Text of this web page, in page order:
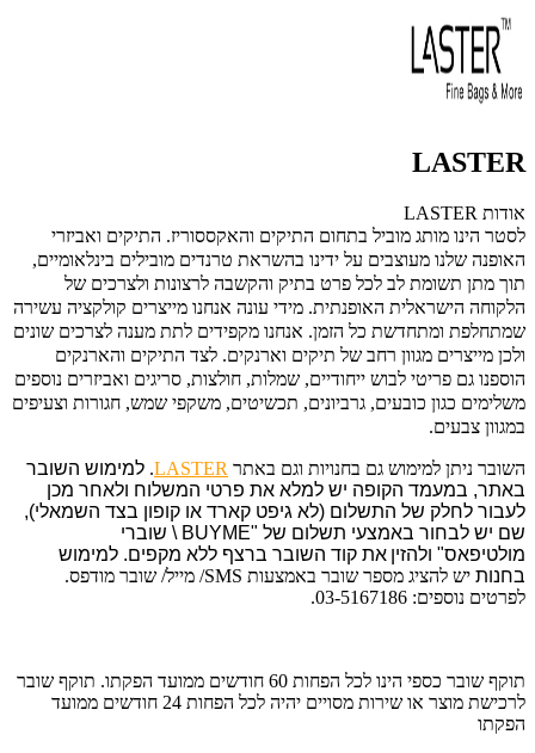
LASTER
אודות LASTER
לסטר הינו מותג מוביל בתחום התיקים והאקססוריז. התיקים ואביזרי
האופנה שלנו מעוצבים על ידינו בהשראת טרנדים מובילים בינלאומיים,
תוך מתן תשומת לב לכל פרט בתיק והקשבה לרצונות ולצרכים של
הלקוחה הישראלית האופנתית. מידי עונה אנחנו מייצרים קולקציה עשירה
שמתחלפת ומתחדשת כל הזמן. אנחנו מקפידים לתת מענה לצרכים שונים
ולכן מייצרים מגוון רחב של תיקים וארנקים. לצד התיקים והארנקים
הוספנו גם פריטי לבוש ייחודיים, שמלות, חולצות, סריגים ואביזרים נוספים
משלימים כגון כובעים, גרביונים, תכשיטים, משקפי שמש, חגורות וצעיפים
במגוון צבעים.
השובר ניתן למימוש גם בחנויות וגם באתר LASTER
. למימוש השובר
באתר, במעמד הקופה יש למלא את פרטי המשלוח ולאחר מכן
לעבור לחלק של התשלום (לא גיפט קארד או קופון בצד השמאלי),
שם יש לבחור באמצעי תשלום של "
BUYME \ שוברי
מולטיפאס" ולהזין את קוד השובר ברצף ללא מקפים. למימוש
בחנות
יש להציג מספר שובר באמצעות SMS/ מייל/ שובר מודפס.
לפרטים נוספים: 03-5167186.
תוקף שובר כספי הינו לכל הפחות 60 חודשים ממועד הפקתו. תוקף שובר
לרכישת מוצר או שירות מסויים יהיה לכל הפחות 24 חודשים ממועד
הפקתו